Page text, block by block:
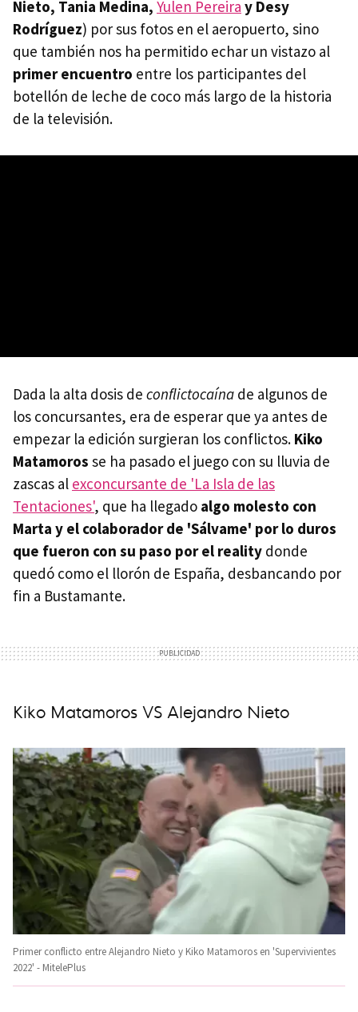
Nieto, Tania Medina, Yulen Pereira y Desy
Rodríguez) por sus fotos en el aeropuerto, sino
que también nos ha permitido echar un vistazo al
primer encuentro entre los participantes del
botellón de leche de coco más largo de la historia
de la televisión.
Dada la alta dosis de conflictocaína de algunos de
los concursantes, era de esperar que ya antes de
empezar la edición surgieran los conflictos. Kiko
Matamoros se ha pasado el juego con su lluvia de
zascas al exconcursante de 'La Isla de las
Tentaciones', que ha llegado algo molesto con
Marta y el colaborador de 'Sálvame' por lo duros
que fueron con su paso por el reality donde
quedó como el llorón de España, desbancando por
fin a Bustamante.
Kiko Matamoros VS Alejandro Nieto
Primer conflicto entre Alejandro Nieto y Kiko Matamoros en 'Supervivientes
2022' - MitelePlus